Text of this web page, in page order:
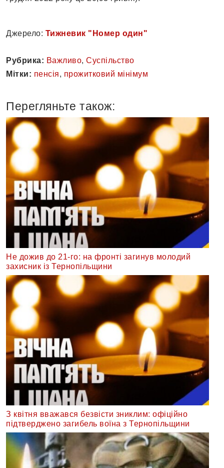
Джерело: Тижневик "Номер один"
Рубрика: Важливо, Суспільство
Мітки: пенсія, прожитковий мінімум
Перегляньте також:
Не дожив до 21-го: на фронті загинув молодий
захисник із Тернопільщини
З квітня вважався безвісти зниклим: офіційно
підтверджено загибель воїна з Тернопільщини